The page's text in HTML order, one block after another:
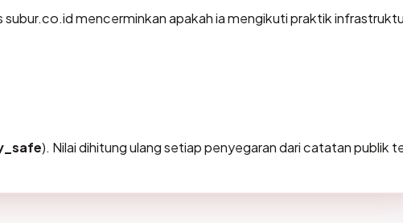
mencerminkan apakah ia mengikuti praktik
). Nilai dihitung ulang setiap penyegaran dari catatan publik